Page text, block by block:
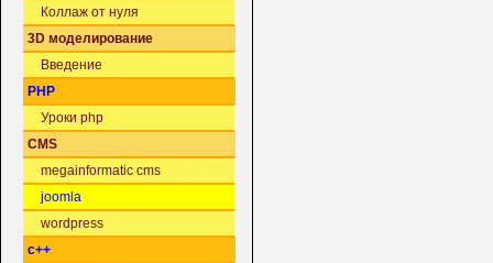
Коллаж от нуля
3D моделирование
Введение
PHP
Уроки php
CMS
megainformatic cms
joomla
wordpress
c++